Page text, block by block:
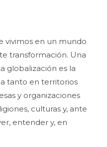
vivimos en un mundo
transformación. Una
globalización es la
tanto en territorios
y organizaciones
culturas y, ante
entender y, en